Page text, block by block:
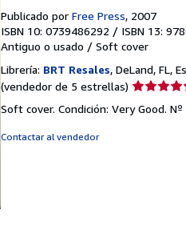
Publicado por Free Press, 2007
ISBN 10: 0739486292 / ISBN 13:
Antiguo o usado / Soft cover
Librería: BRT Resales, DeLand, FL,
(vendedor de 5 estrellas) Calificación
vendedor:
Soft cover. Condición: Very Good.
Contactar al vendedor